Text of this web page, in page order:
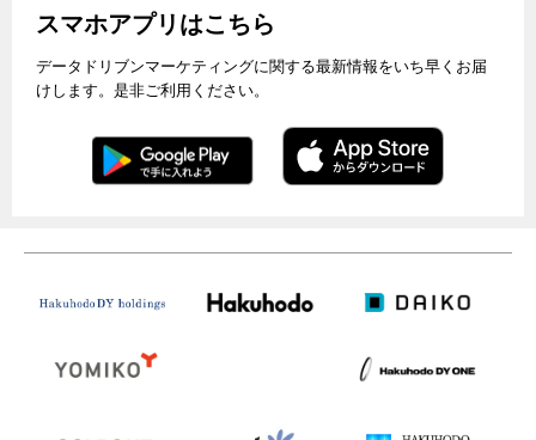
スマホアプリはこちら
データドリブンマーケティングに関する最新情報をいち早くお届
けします。是非ご利用ください。